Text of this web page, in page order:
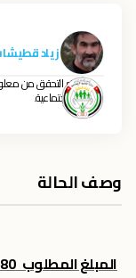
زياد
تم التحقق من
الاجتماعية.
وصف الحالة
المبلغ المطلوب 580 دينار